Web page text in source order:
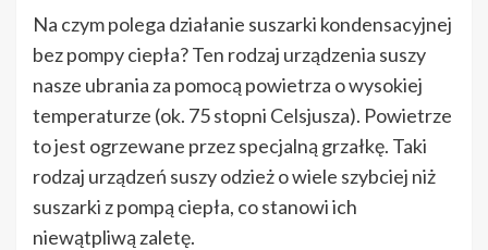
Na czym polega działanie suszarki kondensacyjnej
bez pompy ciepła? Ten rodzaj urządzenia suszy
nasze ubrania za pomocą powietrza o wysokiej
temperaturze (ok. 75 stopni Celsjusza). Powietrze
to jest ogrzewane przez specjalną grzałkę. Taki
rodzaj urządzeń suszy odzież o wiele szybciej niż
suszarki z pompą ciepła, co stanowi ich
niewątpliwą zaletę.